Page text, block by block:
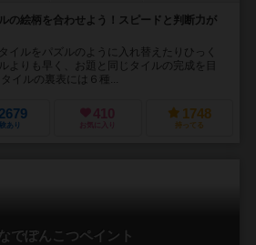
の絵柄を合わせよう！スピードと判断力が
イルをパズルのように入れ替えたりひっく
よりも早く、お題と同じタイルの完成を目
イルの裏表には６種...
2679
あり
410
お気に入り
1748
持ってる
でぽんこつペイント